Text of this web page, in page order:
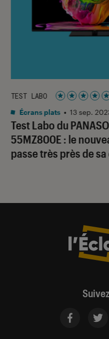
Test Labo du
55MZ800E : le
passe très près de
TEST LABO
Noté 5 étoiles
Écrans plats • 13 sep.